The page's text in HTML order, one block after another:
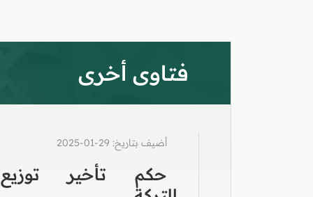
فتاوى أخرى
أضيف بتاريخ: 29-01-2025
حكم تأخير توزيع